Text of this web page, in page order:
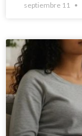
septiembre 11